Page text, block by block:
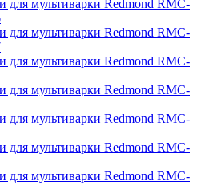
для мультиварки Redmond RMC-
для мультиварки Redmond RMC-
для мультиварки Redmond RMC-
для мультиварки Redmond RMC-
для мультиварки Redmond RMC-
для мультиварки Redmond RMC-
для мультиварки Redmond RMC-